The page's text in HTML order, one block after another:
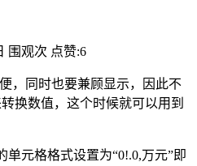
围观次 点赞:6
，同时也要兼顾显示，因此不
换数值，这个时候就可以用到
元格格式设置为“0!.0,万元”即